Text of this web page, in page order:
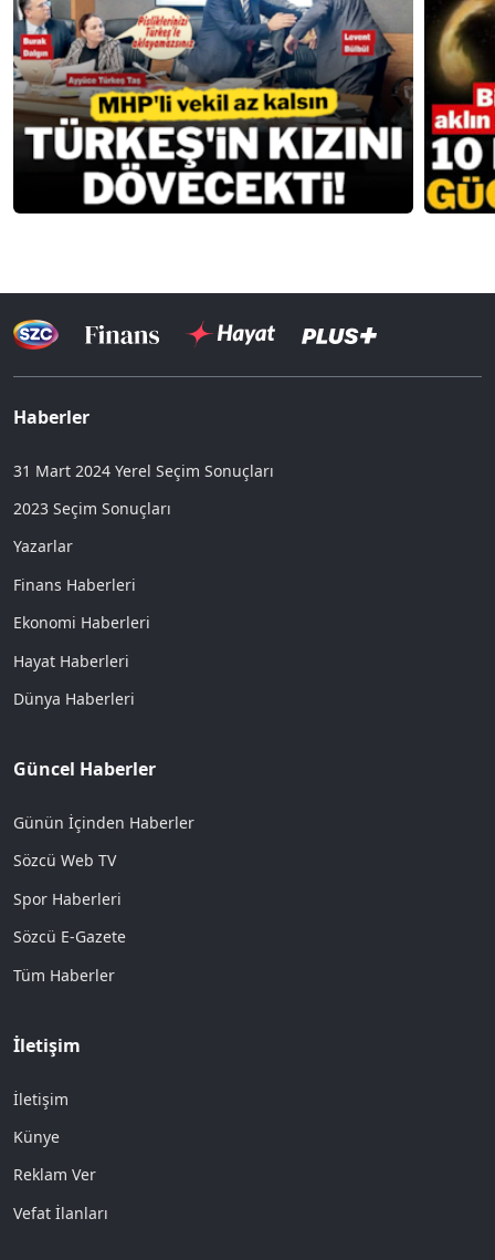
Haberler
31 Mart 2024 Yerel Seçim Sonuçları
2023 Seçim Sonuçları
Yazarlar
Finans Haberleri
Ekonomi Haberleri
Hayat Haberleri
Dünya Haberleri
Güncel Haberler
Günün İçinden Haberler
Sözcü Web TV
Spor Haberleri
Sözcü E-Gazete
Tüm Haberler
İletişim
İletişim
Künye
Reklam Ver
Vefat İlanları